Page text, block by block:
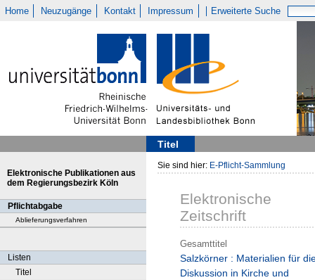
Home Neuzugänge Kontakt Impressum Erweiterte Suche
Titel
Elektronische Publikationen aus
dem Regierungsbezirk Köln
Pflichtabgabe
Ablieferungsverfahren
Listen
Titel
Sie sind hier: E-Pflicht-Sammlung
Elektronische
Zeitschrift
Gesamttitel
Salzkörner : Materialien für
Diskussion in Kirche und